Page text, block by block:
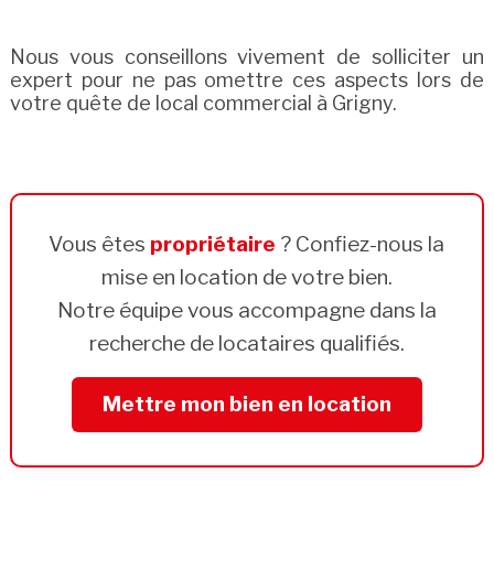
Nous vous conseillons vivement de solliciter un
expert pour ne pas omettre ces aspects lors de
votre quête de local commercial à Grigny.
Vous êtes propriétaire ? Confiez-nous la
mise en location de votre bien.
Notre équipe vous accompagne dans la
recherche de locataires qualifiés.
Mettre mon bien en location